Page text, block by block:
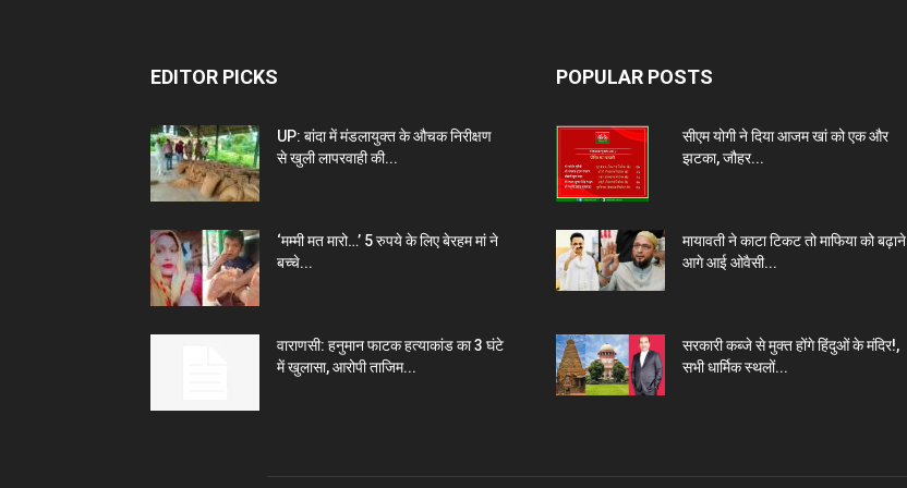
EDITOR PICKS
UP: बांदा में मंडलायुक्त के औचक निरीक्षण
से खुली लापरवाही की...
‘मम्मी मत मारो…’ 5 रुपये के लिए बेरहम मां ने
बच्चे...
वाराणसी: हनुमान फाटक हत्याकांड का 3 घंटे
में खुलासा, आरोपी ताजिम...
POPULAR POSTS
सीएम योगी ने दिया आजम खां को एक और
झटका, जौहर...
मायावती ने काटा टिकट तो माफिया को बढ़ाने
आगे आई ओवैसी...
सरकारी कब्जे से मुक्त होंगे हिंदुओं के मंदिर!,
सभी धार्मिक स्थलों...